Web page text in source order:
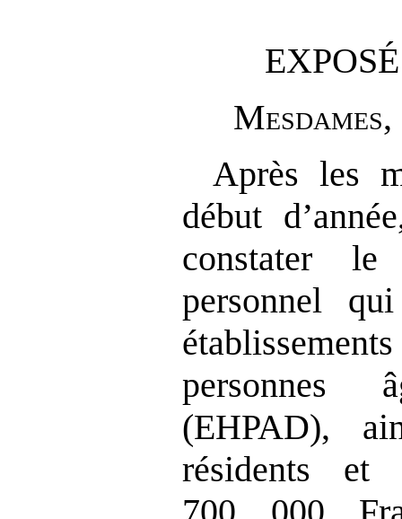
Mesdames
Après les
début
constater
personnel
personnes
(EHPAD),
résidents et